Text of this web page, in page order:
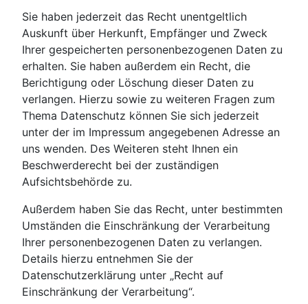
Sie haben jederzeit das Recht unentgeltlich
Auskunft über Herkunft, Empfänger und Zweck
Ihrer gespeicherten personenbezogenen Daten zu
erhalten. Sie haben außerdem ein Recht, die
Berichtigung oder Löschung dieser Daten zu
verlangen. Hierzu sowie zu weiteren Fragen zum
Thema Datenschutz können Sie sich jederzeit
unter der im Impressum angegebenen Adresse an
uns wenden. Des Weiteren steht Ihnen ein
Beschwerderecht bei der zuständigen
Aufsichtsbehörde zu.
Außerdem haben Sie das Recht, unter bestimmten
Umständen die Einschränkung der Verarbeitung
Ihrer personenbezogenen Daten zu verlangen.
Details hierzu entnehmen Sie der
Datenschutzerklärung unter „Recht auf
Einschränkung der Verarbeitung“.